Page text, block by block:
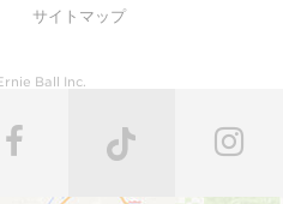
サイトマップ
Ball Inc.